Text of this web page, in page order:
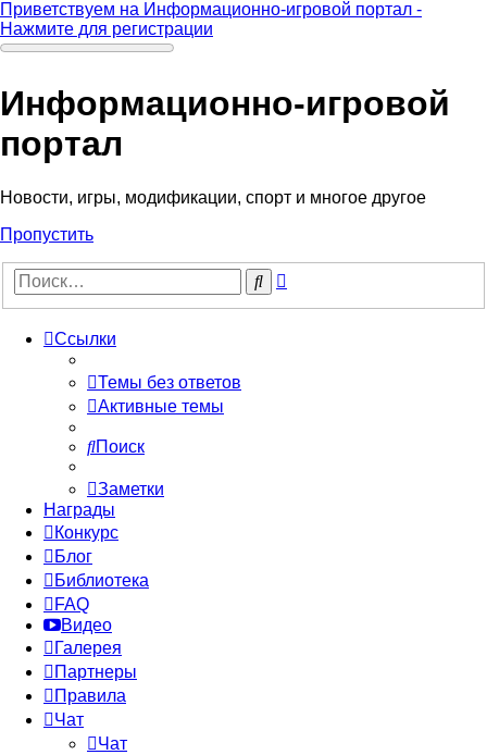
Приветствуем на Информационно-игровой портал -
Нажмите для регистрации
Информационно-игровой
портал
Новости, игры, модификации, спорт и многое другое
Пропустить
Поиск
Ссылки
Темы без ответов
Активные темы
Поиск
Заметки
Награды
Конкурс
Блог
Библиотека
FAQ
Видео
Галерея
Партнеры
Правила
Чат
Чат